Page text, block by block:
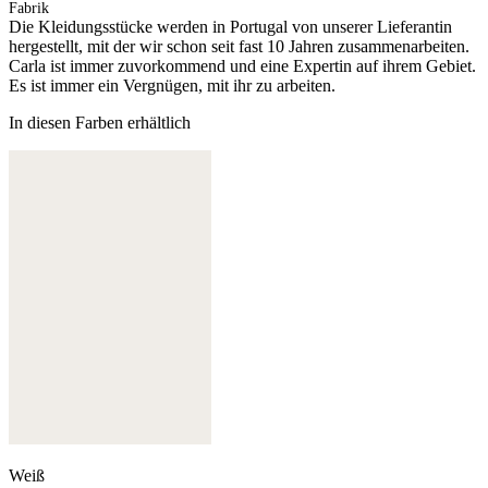
Fabrik
Die Kleidungsstücke werden in Portugal von unserer Lieferantin
hergestellt, mit der wir schon seit fast 10 Jahren zusammenarbeiten.
Carla ist immer zuvorkommend und eine Expertin auf ihrem Gebiet.
Es ist immer ein Vergnügen, mit ihr zu arbeiten.
In diesen Farben erhältlich
Weiß